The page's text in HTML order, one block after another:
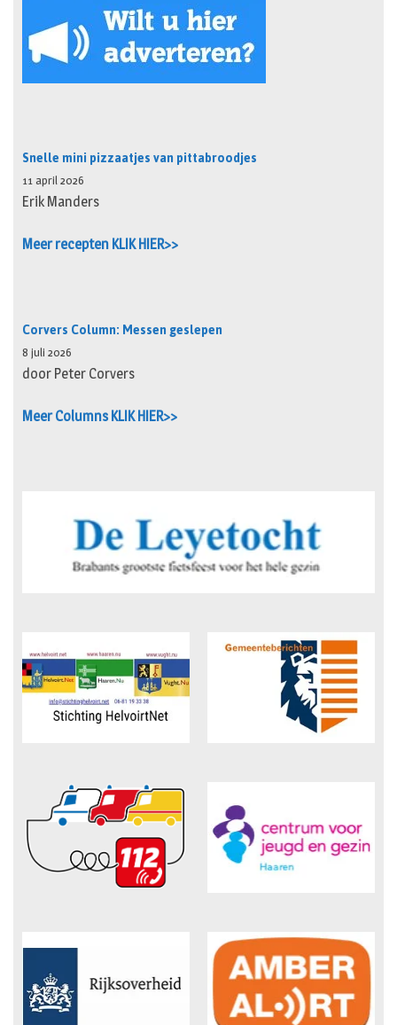
Snelle mini pizzaatjes van pittabroodjes
11 april 2026
Erik Manders
Meer recepten KLIK HIER>>
Corvers Column: Messen geslepen
8 juli 2026
door Peter Corvers
Meer Columns KLIK HIER>>